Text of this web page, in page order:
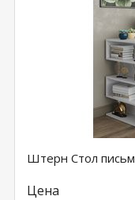
Штерн Стол
Цена